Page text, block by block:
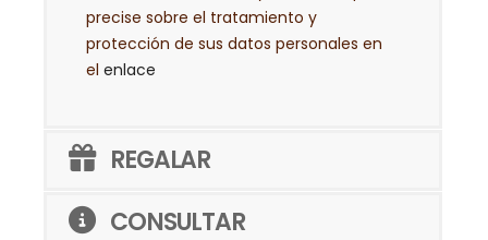
precise sobre el tratamiento y
protección de sus datos personales en
el enlace
REGALAR
CONSULTAR